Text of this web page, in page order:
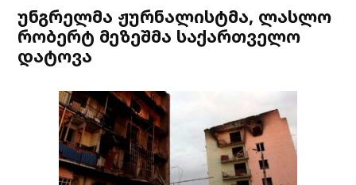
უნგრელმა ჟურნალისტმა, ლასლო
რობერტ მეზეშმა საქართველო
დატოვა